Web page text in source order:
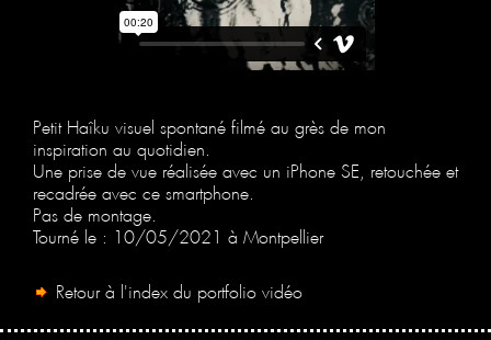
Petit Haîku visuel spontané filmé au grès de mon
inspiration au quotidien.
Une prise de vue réalisée avec un iPhone SE, retouchée et
recadrée avec ce smartphone.
Pas de montage.
Tourné le : 10/05/2021 à Montpellier
Retour à l'index du portfolio vidéo